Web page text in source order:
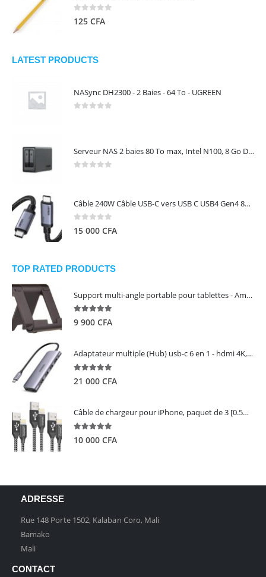
0 out of 5
125 CFA
LATEST PRODUCTS
NASync DH2300 - 2 Baies - 64 To - UGREEN
Serveur NAS 2 baies 80 To max, Intel N100, 8 Go DDR5, 2,5 GbE, sans disques – NASync DXP2800 UGREEN 25242
Câble 240W Câble USB-C vers USB C USB4 Gen4 80Gbps pour Thunderbolt 5/4/3, Premium 18K double écran triple 4K PD3.1 - UGREEN
0 out of 5
15 000 CFA
TOP RATED PRODUCTS
Support multi-angle portable pour tablettes - Amazon Basics
5.00out of 5
9 900 CFA
Adaptateur multiple (Hub) usb-c 6 en 1 - hdmi 4K, 3 ports USB 3.0 et lecteur de carte sd tf - UGREEN
5.00out of 5
21 000 CFA
Câble de chargeur pour iPhone, paquet de 3 [0.5M 1M 2M] - GIANAC
10 000 CFA
ADRESSE
Rue 148 Porte 1502, Kalaban Coro, Mali
Bamako
Mali
CONTACT